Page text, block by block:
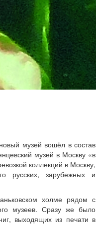
музей вошёл в состав
музей в Москву «в
коллекций в Москву,
русских, зарубежных и
холме рядом с
музеев. Сразу же было
выходящих из печати в